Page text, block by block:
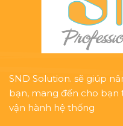
SND Solution. sẽ giúp
bạn, mang đến cho bạn
vận hành hệ thống